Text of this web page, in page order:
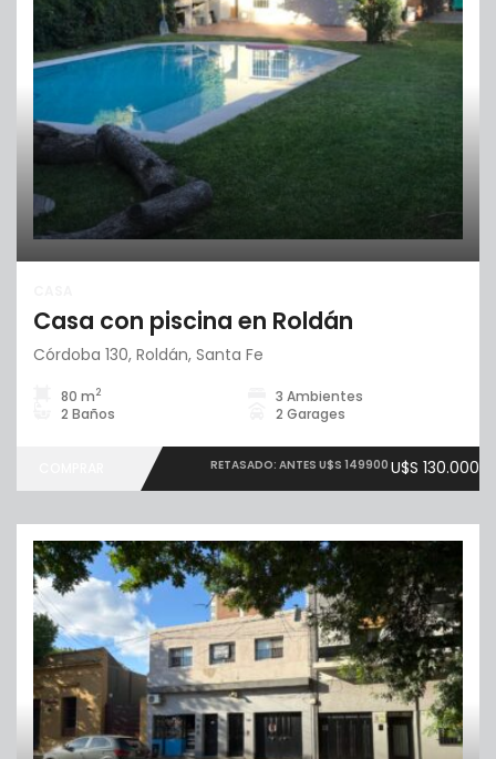
Casa con piscina en Roldán
Córdoba 130, Roldán, Santa Fe
80 m2
3 Ambientes
2 Baños
2 Garages
RETASADO: ANTES U$S 149900 U$S 130.000